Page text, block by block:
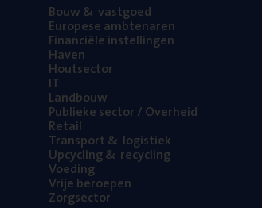
Bouw& vastgoed
Euro­pe­se ambtenaren
Finan­ci­ë­le instellingen
Haven
Hout­sec­tor
IT
Land­bouw
Publie­ke sec­tor / Overheid
Retail
Trans­port& logistiek
Upcy­cling& recycling
Voe­ding
Vrije beroe­pen
Zorg­sec­tor